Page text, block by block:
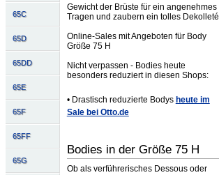
65C
65D
65DD
65E
65F
65FF
65G
Gewicht der Brüste für ein angenehmes
Tragen und zaubern ein tolles
Online-Sales mit Angeboten für Body
Größe 75 H
Nicht verpassen - Bodies heute
besonders reduziert in diesen Shops:
• Drastisch reduzierte Bodys heute im
Sale bei Otto.de
Bodies in der Größe 75 H
Ob als verführerisches Dessous oder